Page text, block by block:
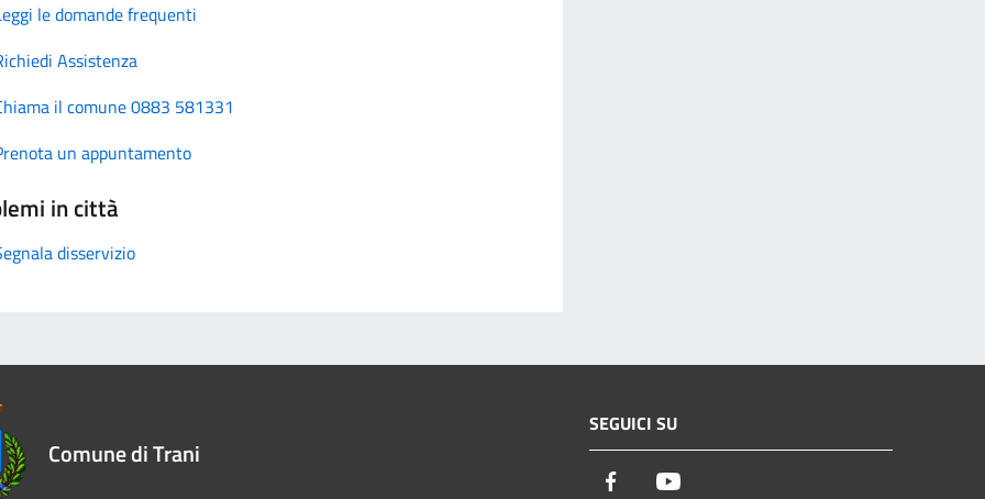
le domande frequenti
Assistenza
il comune 0883 581331
un appuntamento
in città
disservizio
Comune di Trani
SEGUICI SU
Facebook